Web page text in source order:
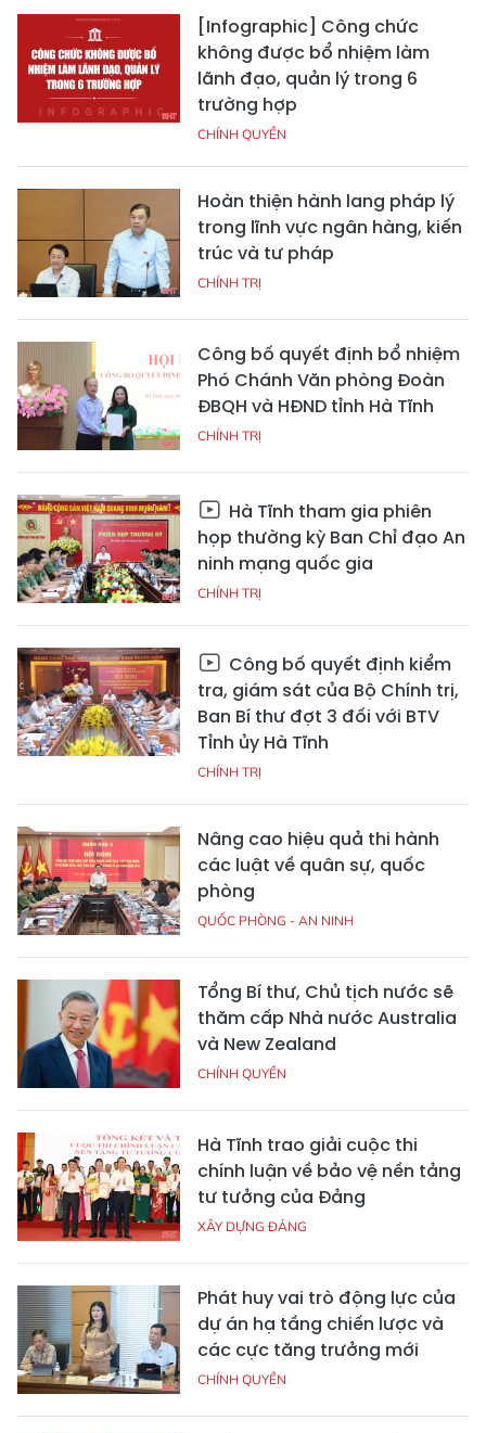
[Infographic] Công chức
không được bổ nhiệm làm
lãnh đạo, quản lý trong 6
trường hợp
CHÍNH QUYỀN
Hoàn thiện hành lang pháp lý
trong lĩnh vực ngân hàng, kiến
trúc và tư pháp
CHÍNH TRỊ
Công bố quyết định bổ nhiệm
Phó Chánh Văn phòng Đoàn
ĐBQH và HĐND tỉnh Hà Tĩnh
CHÍNH TRỊ
Hà Tĩnh tham gia phiên
họp thường kỳ Ban Chỉ đạo An
ninh mạng quốc gia
CHÍNH TRỊ
Công bố quyết định kiểm
tra, giám sát của Bộ Chính trị,
Ban Bí thư đợt 3 đối với BTV
Tỉnh ủy Hà Tĩnh
CHÍNH TRỊ
Nâng cao hiệu quả thi hành
các luật về quân sự, quốc
phòng
QUỐC PHÒNG - AN NINH
Tổng Bí thư, Chủ tịch nước sẽ
thăm cấp Nhà nước Australia
và New Zealand
CHÍNH QUYỀN
Hà Tĩnh trao giải cuộc thi
chính luận về bảo vệ nền tảng
tư tưởng của Đảng
XÂY DỰNG ĐẢNG
Phát huy vai trò động lực của
dự án hạ tầng chiến lược và
các cực tăng trưởng mới
CHÍNH QUYỀN